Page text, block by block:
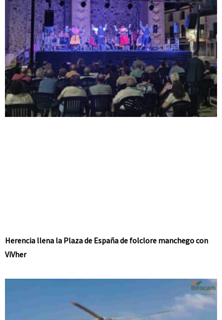
Herencia llena la Plaza de España de folclore manchego con
ViVher